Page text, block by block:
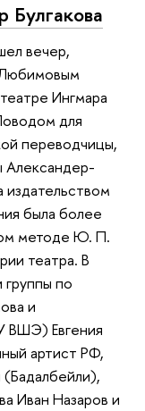
вечер,
Ингмара
для
переводчицы,
издательством
была более
методе Ю. П.
театра. В
группы по
и
ВШЭ) Евгения
артист РФ,
Иван Назаров и